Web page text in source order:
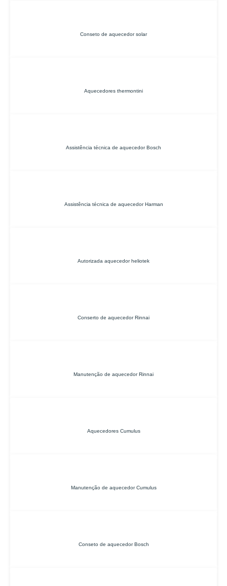
Conseto de aquecedor solar
Aquecedores thermontini
Assistência técnica de aquecedor Bosch
Assistência técnica de aquecedor Harman
Autorizada aquecedor heliotek
Conserto de aquecedor Rinnai
Manutenção de aquecedor Rinnai
Aquecedores Cumulus
Manutenção de aquecedor Cumulus
Conseto de aquecedor Bosch